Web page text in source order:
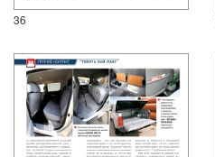
36